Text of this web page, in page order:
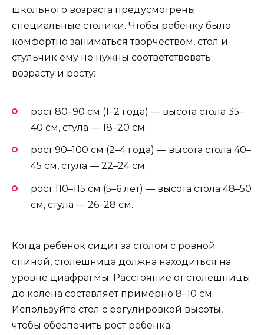
школьного возраста предусмотрены
специальные столики. Чтобы ребенку было
комфортно заниматься творчеством, стол и
стульчик ему не нужны соответствовать
возрасту и росту:
рост 80–90 см (1–2 года) — высота стола 35–
40 см, стула — 18–20 см;
рост 90–100 см (2–4 года) — высота стола 40–
45 см, стула — 22–24 см;
рост 110–115 см (5–6 лет) — высота стола 48–50
см, стула — 26–28 см.
Когда ребенок сидит за столом с ровной
спиной, столешница должна находиться на
уровне диафрагмы. Расстояние от столешницы
до колена составляет примерно 8–10 см.
Используйте стол с регулировкой высоты,
чтобы обеспечить рост ребенка.